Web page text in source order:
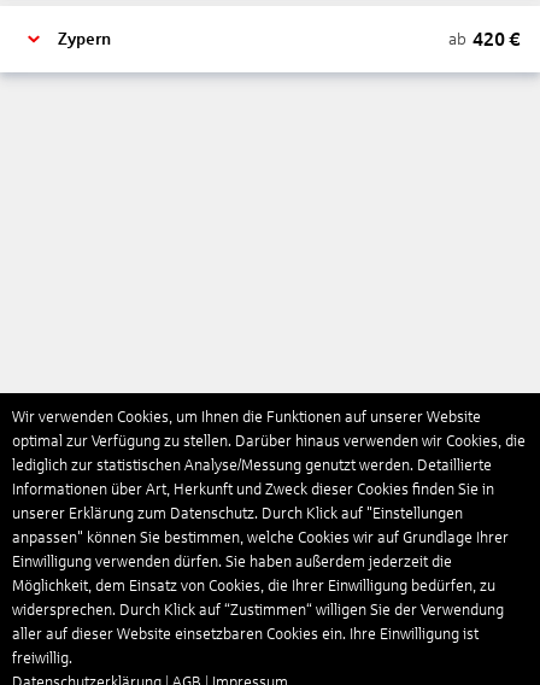
Zypern ab 420€
Wir verwenden Cookies, um Ihnen die Funktionen auf unserer Website
optimal zur Verfügung zu stellen. Darüber hinaus verwenden wir Cookies, die
lediglich zur statistischen Analyse/Messung genutzt werden. Detaillierte
Informationen über Art, Herkunft und Zweck dieser Cookies finden Sie in
unserer Erklärung zum Datenschutz. Durch Klick auf "Einstellungen
anpassen" können Sie bestimmen, welche Cookies wir auf Grundlage Ihrer
Einwilligung verwenden dürfen. Sie haben außerdem jederzeit die
Möglichkeit, dem Einsatz von Cookies, die Ihrer Einwilligung bedürfen, zu
widersprechen. Durch Klick auf “Zustimmen“ willigen Sie der Verwendung
aller auf dieser Website einsetzbaren Cookies ein. Ihre Einwilligung ist
freiwillig.